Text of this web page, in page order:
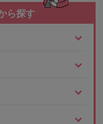
ら探す